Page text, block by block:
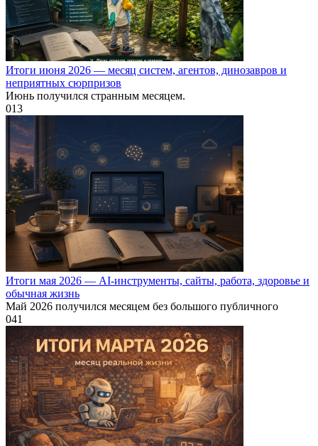
Итоги июня 2026 — месяц систем, агентов, динозавров и
неприятных сюрпризов
Июнь получился странным месяцем.
013
Итоги мая 2026 — AI-инструменты, сайты, работа, здоровье и
обычная жизнь
Май 2026 получился месяцем без большого публичного
041